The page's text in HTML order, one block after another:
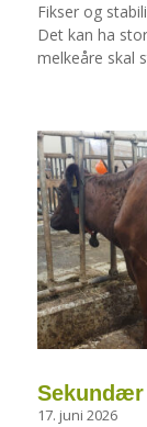
Fikser og
Det kan ha
melkeåre skal
17. juni 2026